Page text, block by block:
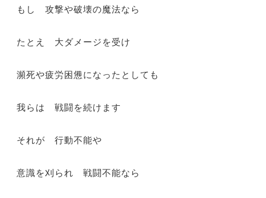
もし 攻撃や破壊の魔法なら
たとえ 大ダメージを受け
瀕死や疲労困憊になったとしても
我らは 戦闘を続けます
それが 行動不能や
意識を刈られ 戦闘不能なら